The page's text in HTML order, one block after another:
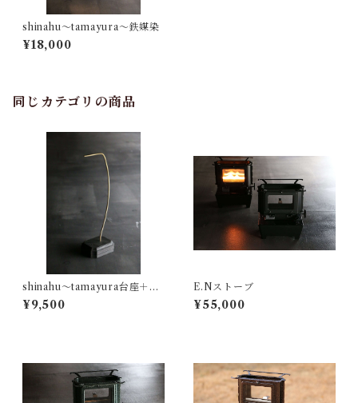
shinahu～tamayura～鉄媒染
¥18,000
同じカテゴリの商品
shinahu～tamayura台座＋バ
ーセット～ 鉄媒染
¥9,500
E.Nストーブ
¥55,000